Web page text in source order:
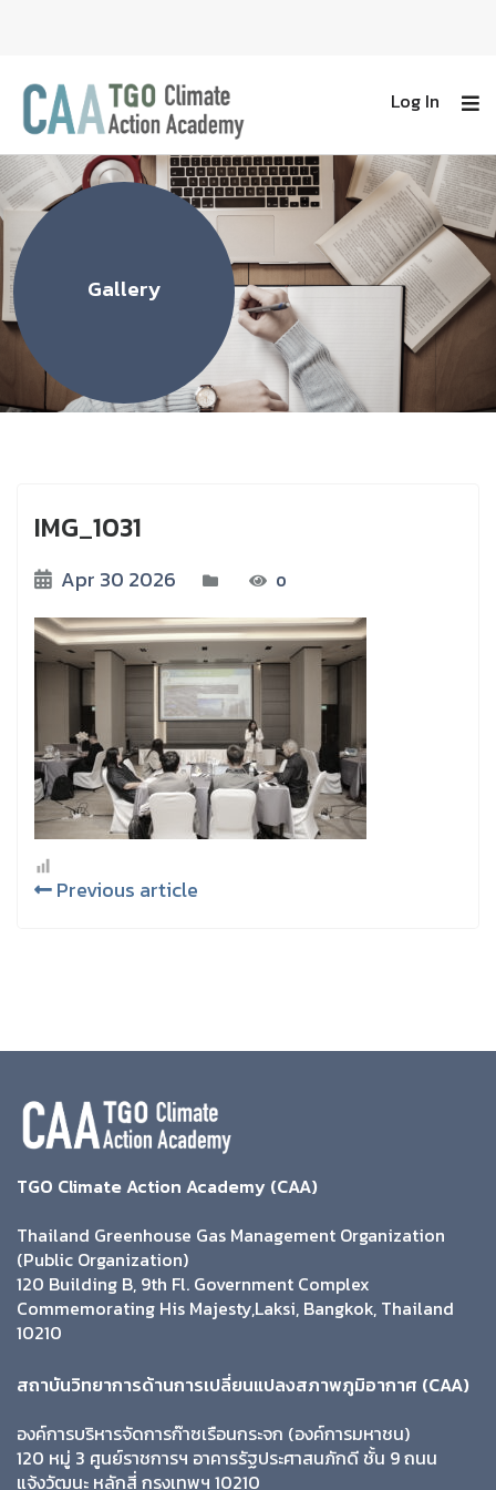
Log In
Gallery
IMG_1031
Apr 30 2026 0
Previous article
TGO Climate Action Academy (CAA)
Thailand Greenhouse Gas Management Organization
(Public Organization)
120 Building B, 9th Fl. Government Complex
Commemorating His Majesty,Laksi, Bangkok, Thailand
10210
สถาบันวิทยาการด้านการเปลี่ยนแปลงสภาพภูมิอากาศ (CAA)
องค์การบริหารจัดการก๊าซเรือนกระจก (องค์การมหาชน)
120 หมู่ 3 ศูนย์ราชการฯ อาคารรัฐประศาสนภักดี ชั้น 9 ถนน
แจ้งวัฒนะ หลักสี่ กรุงเทพฯ 10210